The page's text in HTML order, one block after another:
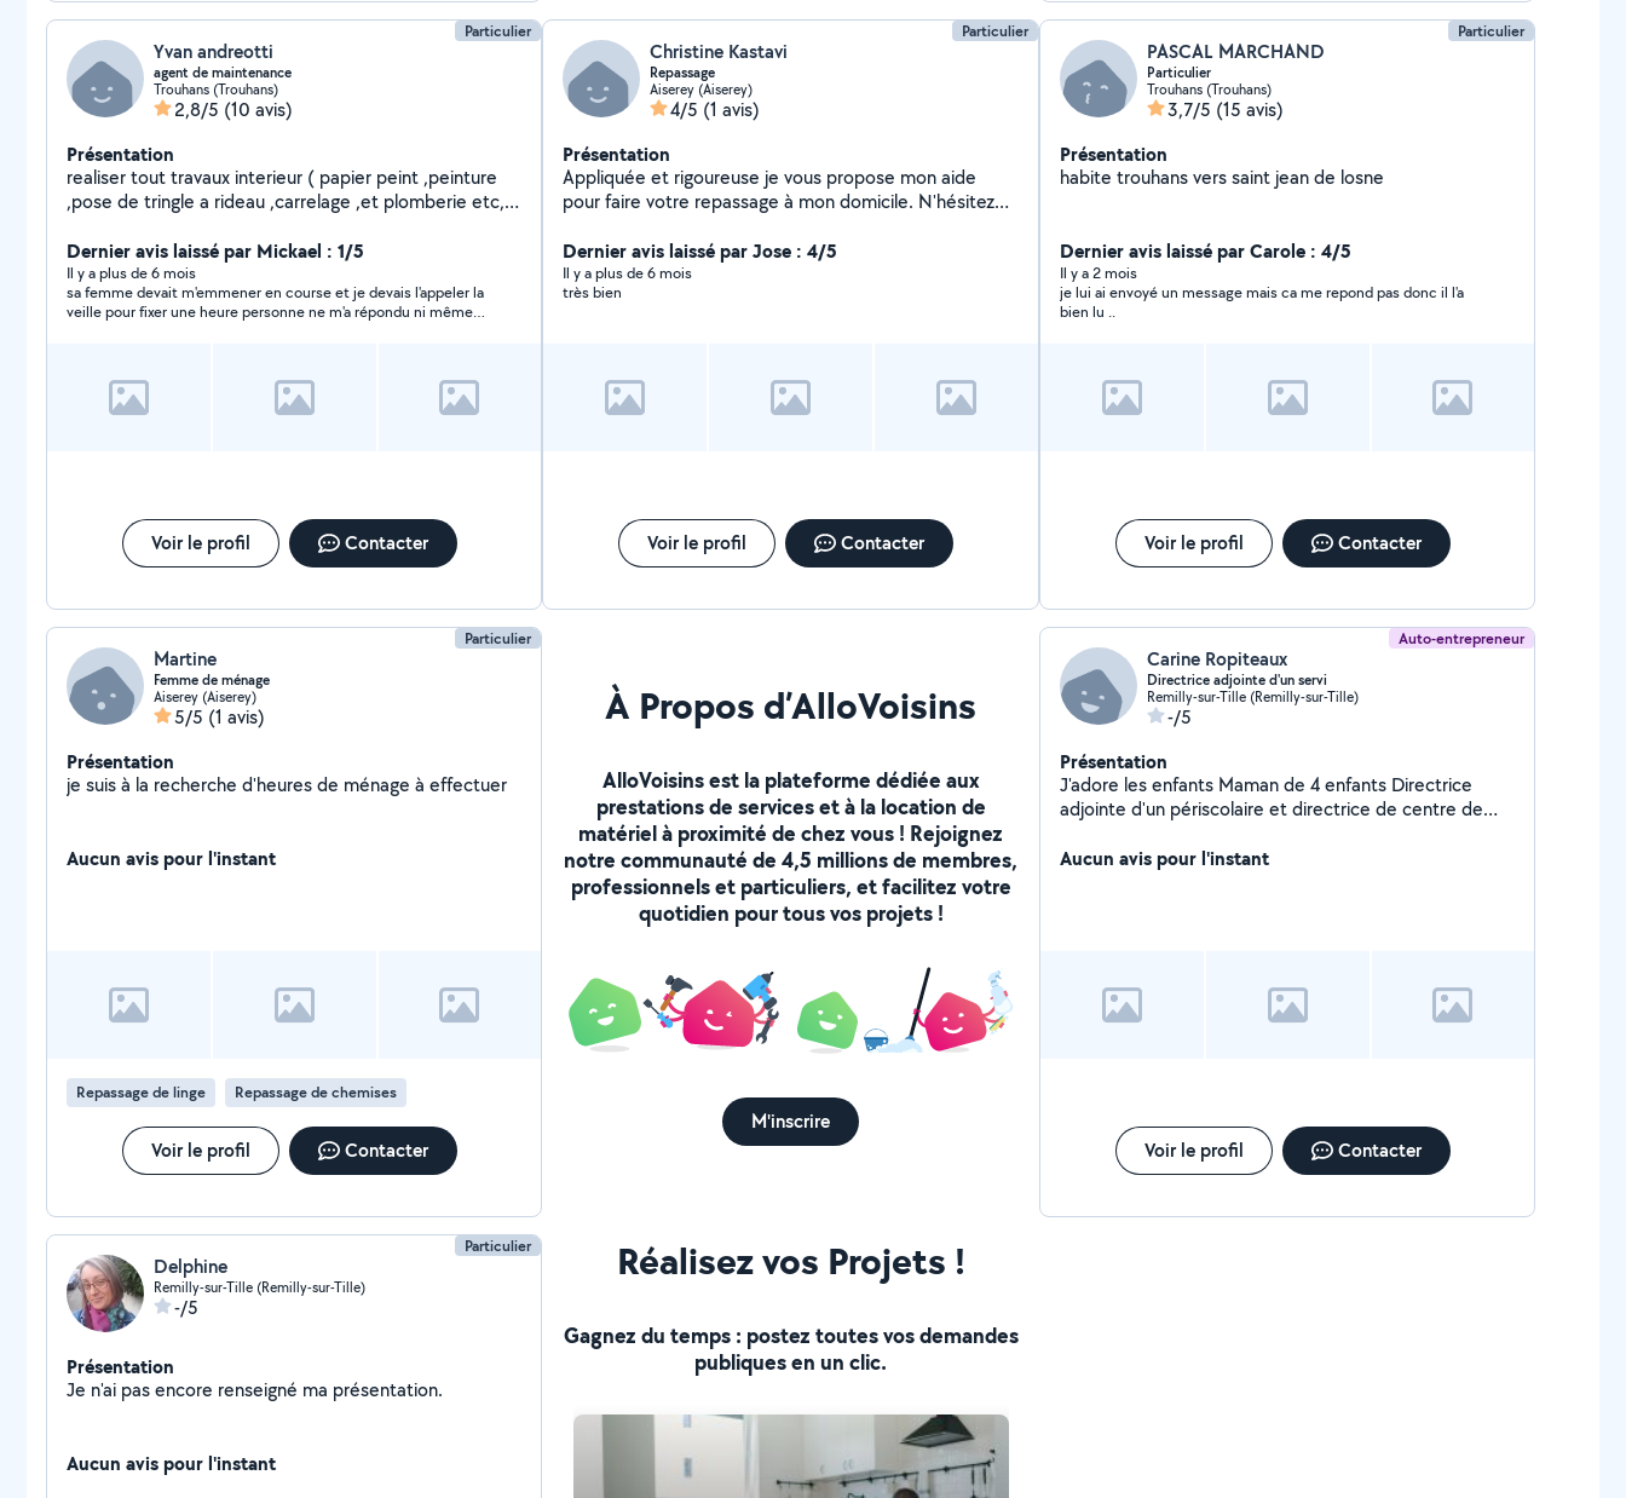
Particulier
Yvan andreotti
agent de maintenance
Trouhans (Trouhans)
2,8/5 (10 avis)
Présentation
realiser tout travaux interieur ( papier peint ,peinture
,pose de tringle a rideau ,carrelage ,et plomberie etc,,,,
Dernier avis laissé par Mickael : 1/5
Il y a plus de 6 mois
sa femme devait m'emmener en course et je devais l'appeler la
veille pour fixer une heure personne ne m'a répondu ni même
Voir le profil Contacter
Particulier
Christine Kastavi
Repassage
Aiserey (Aiserey)
4/5 (1 avis)
Présentation
Appliquée et rigoureuse je vous propose mon aide
pour faire votre repassage à mon domicile. N'hésitez
Dernier avis laissé par Jose : 4/5
Il y a plus de 6 mois
très bien
Voir le profil Contacter
Particulier
PASCAL MARCHAND
Particulier
Trouhans (Trouhans)
3,7/5 (15 avis)
Présentation
habite trouhans vers saint jean de losne
Dernier avis laissé par Carole : 4/5
Il y a 2 mois
je lui ai envoyé un message mais ca me repond pas donc il l'a
bien lu ..
Voir le profil Contacter
Particulier
Martine
Femme de ménage
Aiserey (Aiserey)
5/5 (1 avis)
Présentation
je suis à la recherche d'heures de ménage à effectuer
Aucun avis pour l'instant
Repassage de linge Repassage de chemises
Voir le profil Contacter
À Propos d’AlloVoisins
AlloVoisins est la plateforme dédiée aux
prestations de services et à la location de
matériel à proximité de chez vous ! Rejoignez
notre communauté de 4,5 millions de membres,
professionnels et particuliers, et facilitez votre
quotidien pour tous vos projets !
M'inscrire
Auto-entrepreneur
Carine Ropiteaux
Directrice adjointe d'un servi
Remilly-sur-Tille (Remilly-sur-Tille)
-/5
Présentation
J'adore les enfants Maman de 4 enfants Directrice
adjointe d'un périscolaire et directrice de centre de
Aucun avis pour l'instant
Voir le profil Contacter
Particulier
Delphine
Remilly-sur-Tille (Remilly-sur-Tille)
-/5
Présentation
Je n'ai pas encore renseigné ma présentation.
Aucun avis pour l'instant
Réalisez vos Projets !
Gagnez du temps : postez toutes vos demandes
publiques en un clic.